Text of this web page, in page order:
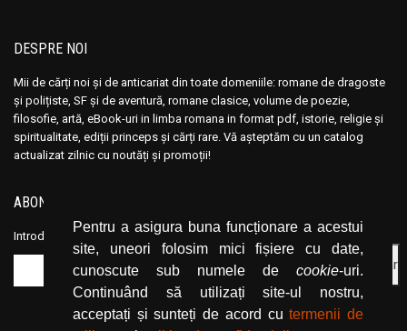
Pentru a asigura buna funcționare a acestui
site, uneori folosim mici fișiere cu date,
cunoscute sub numele de cookie-uri.
Continuând să utilizați site-ul nostru,
acceptați și sunteți de acord cutermenii de
DESPRE NOI
Mii de cărți noi și de anticariat din toate domeniile: romane de dragoste
și polițiste, SF și de aventură, romane clasice, volume de poezie,
filosofie, artă, eBook-uri in limba romana in format pdf, istorie, religie și
spiritualitate, ediții princeps și cărți rare. Vă așteptăm cu un catalog
actualizat zilnic cu noutăți și promoții!
ABONEAZĂ-TE LA NEWSLETTER
Introduceți adresa dvs. de email și dați click pe butonul de abonare.